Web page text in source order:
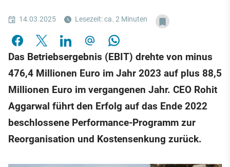
14.03.2025 Lesezeit: ca. 2 Minuten
Das Betriebsergebnis (EBIT) drehte von minus
476,4 Millionen Euro im Jahr 2023 auf plus 88,5
Millionen Euro im vergangenen Jahr. CEO Rohit
Aggarwal führt den Erfolg auf das Ende 2022
beschlossene Performance-Programm zur
Reorganisation und Kostensenkung zurück.